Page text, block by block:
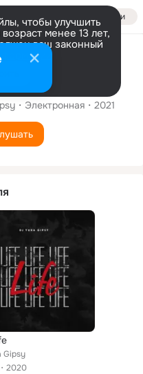
Войти
чтобы улучшить
менее 13 лет,
ваш законный
Электронная 2021
Gipsy
2020